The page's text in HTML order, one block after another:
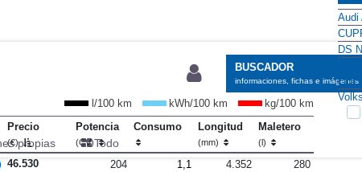
BUSCADOR
informaciones, fichas e imágenes
propias Todo
l/100 km kWh/100 km
kg/100 km
Precio
(€)
Potencia
(CV)
Consumo Longitud
(mm)
Maletero
(l)
46.530 204 1,1 4.352
280
Audi
DS